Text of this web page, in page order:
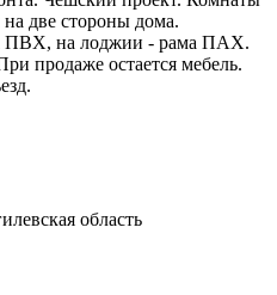
две стороны дома.
ПВХ, на лоджии - рама ПАХ.
продаже остается мебель.
область